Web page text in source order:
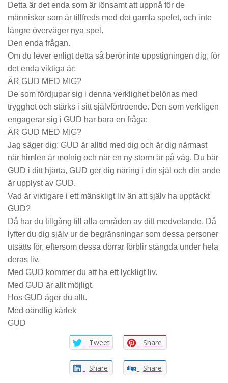
Detta är det enda som är lönsamt att uppnå för de
människor som är tillfreds med det gamla spelet, och inte
längre överväger nya spel.
Den enda frågan.
Om du lever enligt detta så berör inte uppstigningen dig, för
det enda viktiga är:
ÄR GUD MED MIG?
De som fördjupar sig i denna verklighet belönas med
trygghet och stärks i sitt självförtroende. Den som verkligen
engagerar sig i GUD har bara en fråga:
ÄR GUD MED MIG?
Jag säger dig: GUD är alltid med dig och är dig närmast
när himlen är molnig och när en ny storm är på väg. Du bär
GUD i ditt hjärta, GUD ger dig näring i din själ och din ande
är upplyst av GUD.
Vad är viktigare i ett mänskligt liv än att själv ha upptäckt
GUD?
Då har du tillgång till alla områden av ditt medvetande. Då
lyfter du dig själv ur de begränsningar som dessa personer
utsätts för, eftersom dessa dörrar förblir stängda under hela
deras liv.
Med GUD kommer du att ha ett lyckligt liv.
Med GUD är allt möjligt.
Hos GUD äger du allt.
Med oändlig kärlek
GUD
Tweet Share
Share Share